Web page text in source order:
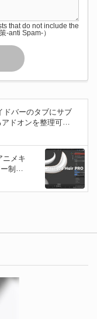
that do not include the
-anti Spam-）
ドバーのタブにサブ
ドオンを整理可能
ニメキ
制作
み＆